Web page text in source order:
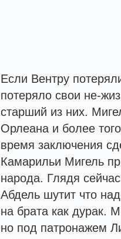
Если Вентру
потеряло свои не-
старший из них.
Орлеана и более
время заключения
Камарильи Мигель
народа. Глядя
Абдель шутит что
на брата как дурак.
но под патронажем